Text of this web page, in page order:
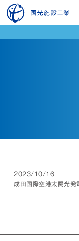
2023/10/16
成田国際空港太陽光発